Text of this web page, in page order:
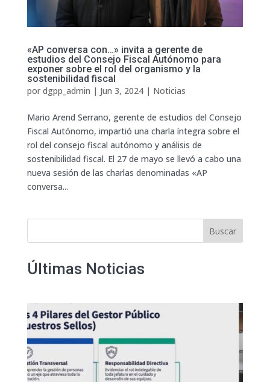
«AP conversa con…» invita a gerente de
estudios del Consejo Fiscal Autónomo para
exponer sobre el rol del organismo y la
sostenibilidad fiscal
por dgpp_admin | Jun 3, 2024| Noticias
Mario Arend Serrano, gerente de estudios del Consejo
Fiscal Autónomo, impartió una charla íntegra sobre el
rol del consejo fiscal autónomo y análisis de
sostenibilidad fiscal. El 27 de mayo se llevó a cabo una
nueva sesión de las charlas denominadas «AP
conversa...
Buscar
Últimas Noticias